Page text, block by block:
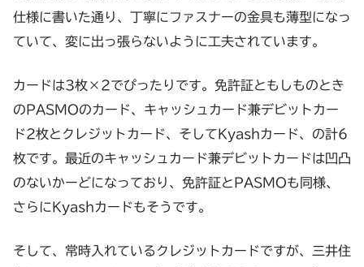
仕様に書いた通り、丁寧にファスナーの金具も薄型になっ
ていて、変に出っ張らないように工夫されています。
カードは3枚×2でぴったりです。免許証ともしものとき
のPASMOのカード、キャッシュカード兼デビットカー
ド2枚とクレジットカード、そしてKyashカード、の計6
枚です。最近のキャッシュカード兼デビットカードは凹凸
のないかーどになっており、免許証とPASMOも同様、
さらにKyashカードもそうです。
そして、常時入れているクレジットカードですが、三井住